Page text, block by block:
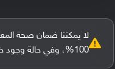
لا يمكننا ضمان صحة
100%، وفي حالة وجود خطأ يُرجى